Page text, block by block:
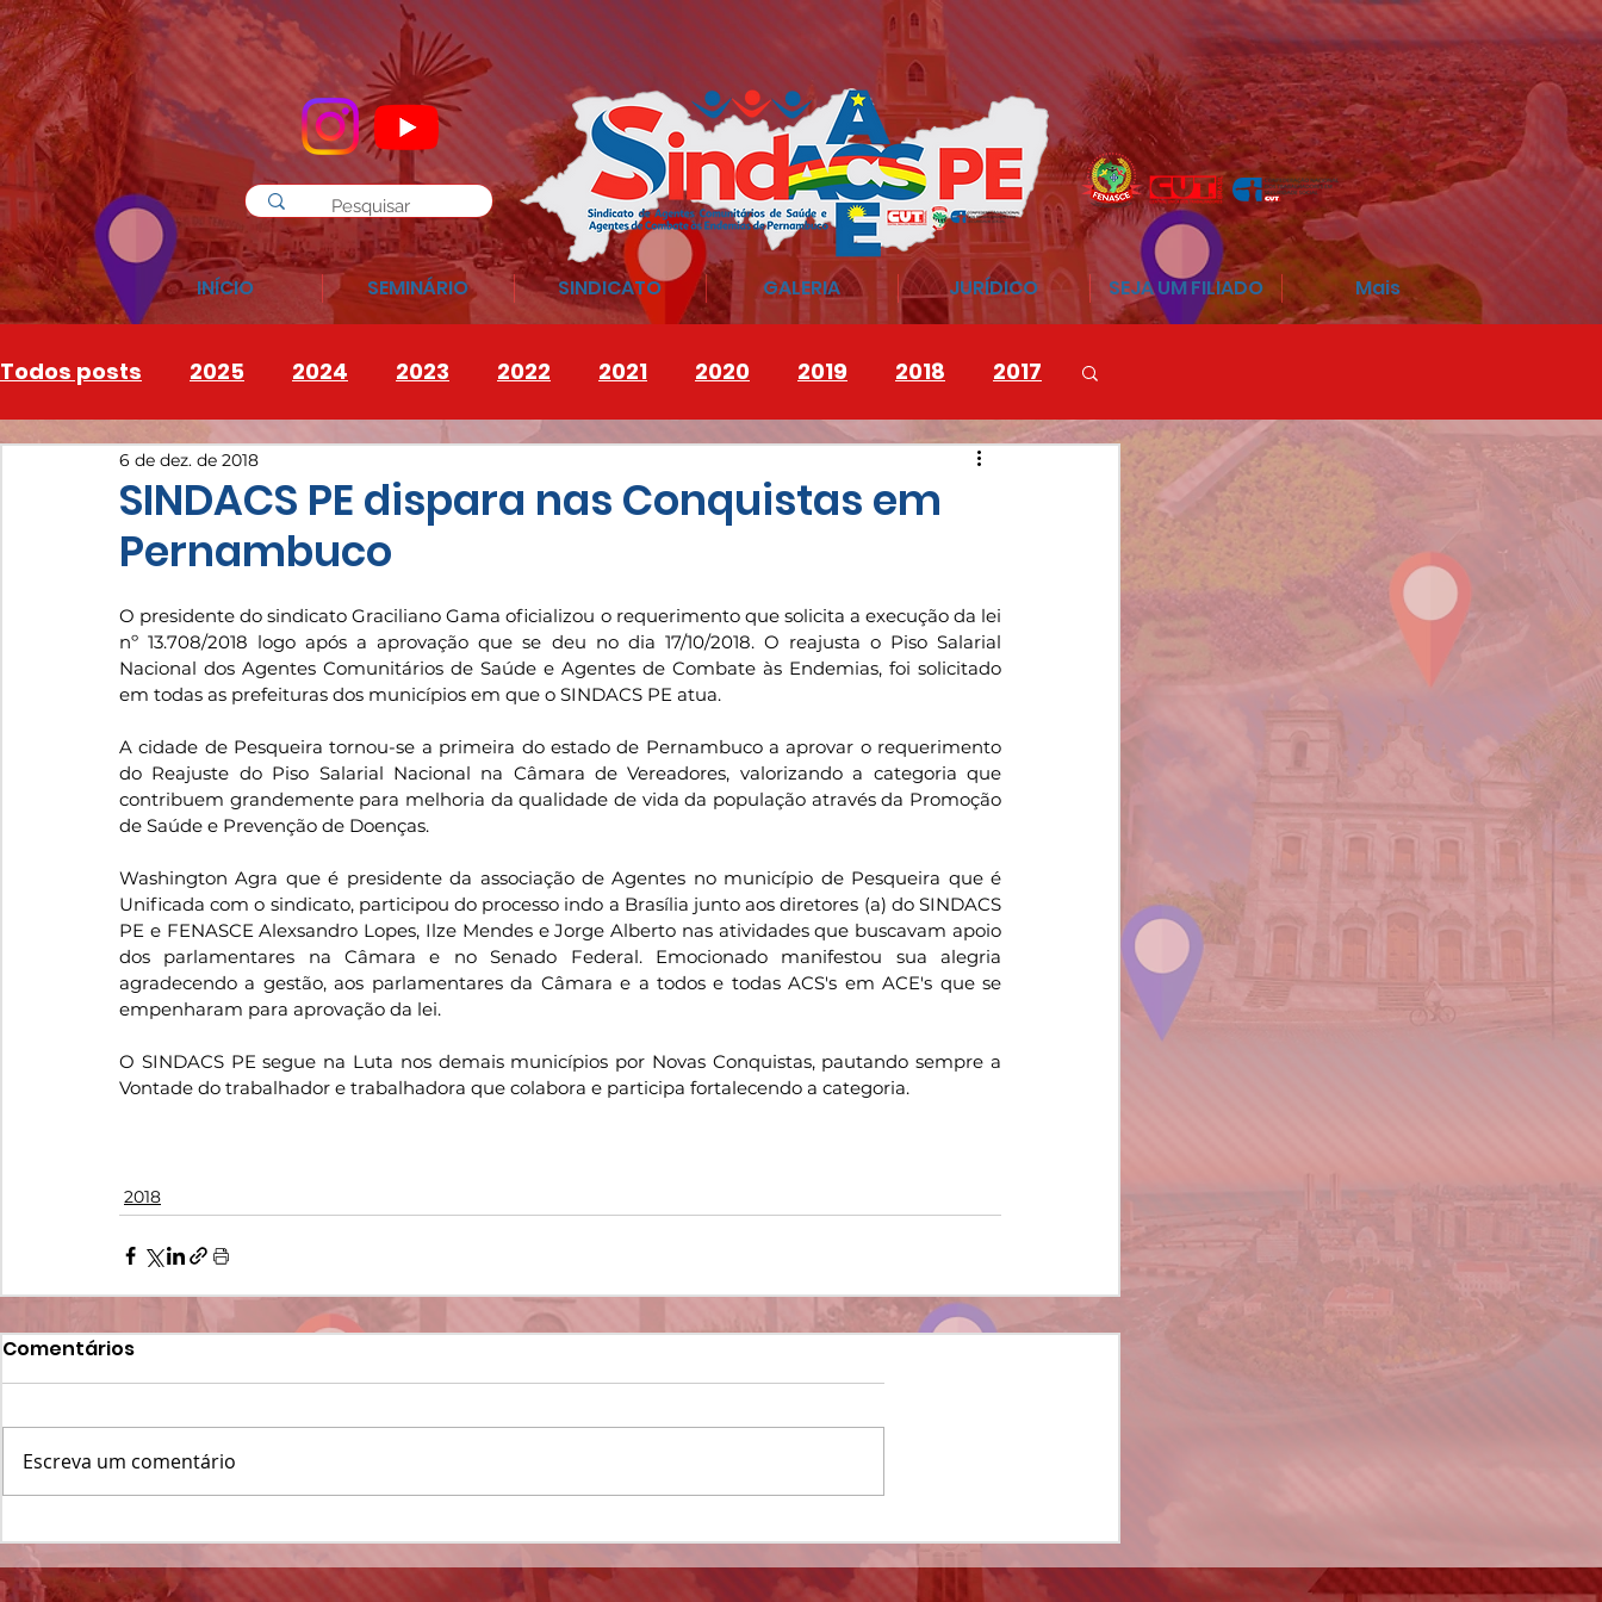
INÍCIO SEMINÁRIO SINDICATO GALERIA JURÍDICO SEJA UM FILIADO Mais
Todos posts 2025 2024 2023 2022 2021 2020 2019 2018 2017
INSTAGRAM 2026
SINDACS PE dispara nas Conquistas em
Pernambuco
6 de dez. de 2018
O presidente do sindicato Graciliano Gama oficializou o requerimento que solicita a execução da lei
nº 13.708/2018 logo após a aprovação que se deu no dia 17/10/2018. O reajusta o Piso Salarial
Nacional dos Agentes Comunitários de Saúde e Agentes de Combate às Endemias, foi solicitado
em todas as prefeituras dos municípios em que o SINDACS PE atua.
A cidade de Pesqueira tornou-se a primeira do estado de Pernambuco a aprovar o requerimento
do Reajuste do Piso Salarial Nacional na Câmara de Vereadores, valorizando a categoria que
contribuem grandemente para melhoria da qualidade de vida da população através da Promoção
de Saúde e Prevenção de Doenças.
Washington Agra que é presidente da associação de Agentes no município de Pesqueira que é
Unificada com o sindicato, participou do processo indo a Brasília junto aos diretores (a) do SINDACS
PE e FENASCE Alexsandro Lopes, Ilze Mendes e Jorge Alberto nas atividades que buscavam apoio
dos parlamentares na Câmara e no Senado Federal. Emocionado manifestou sua alegria
agradecendo a gestão, aos parlamentares da Câmara e a todos e todas ACS's em ACE's que se
empenharam para aprovação da lei.
O SINDACS PE segue na Luta nos demais municípios por Novas Conquistas, pautando sempre a
Vontade do trabalhador e trabalhadora que colabora e participa fortalecendo a categoria.
2018
Comentários
Escreva um comentário